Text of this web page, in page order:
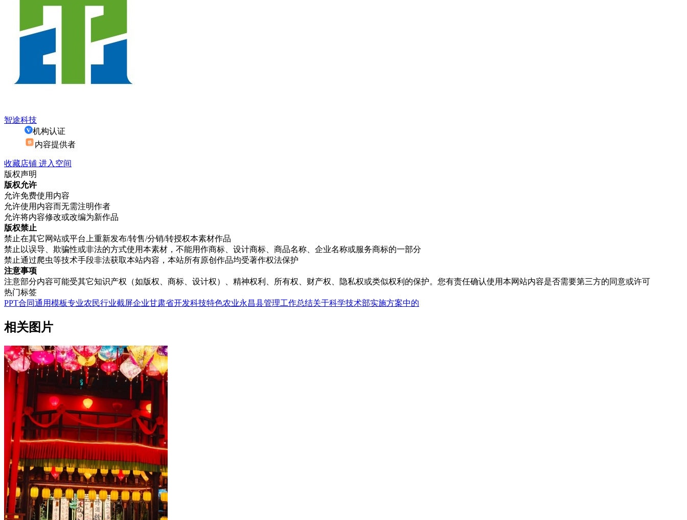
智途科技
机构认证
内容提供者
收藏店铺 进入空间
版权声明
版权允许
允许免费使用内容
允许使用内容而无需注明作者
允许将内容修改或改编为新作品
版权禁止
禁止在其它网站或平台上重新发布/转售/分销/转授权本素材作品
禁止 以误导、欺骗性或非法的方式使用本素材，不能用作商标、设计商标、商品名称、企业名称或服务商标的一部分
禁止通过爬虫等技术手段非法获取本站内容，本站所有原创作品均受著作权法保护
注意事项
注意部分内容可能受其它知识产权（如版权、商标、设计权）、精神权利、所有权、财产权、隐私权或类似权利的保护。您有责任确认使用本网站内容是否需要第三方的同意或许可
热门标签
PPT合同通用模板专业农民行业截屏企业甘肃省开发科技特色农业永昌县管理工作总结关于科学技术部实施方案中的
相关图片